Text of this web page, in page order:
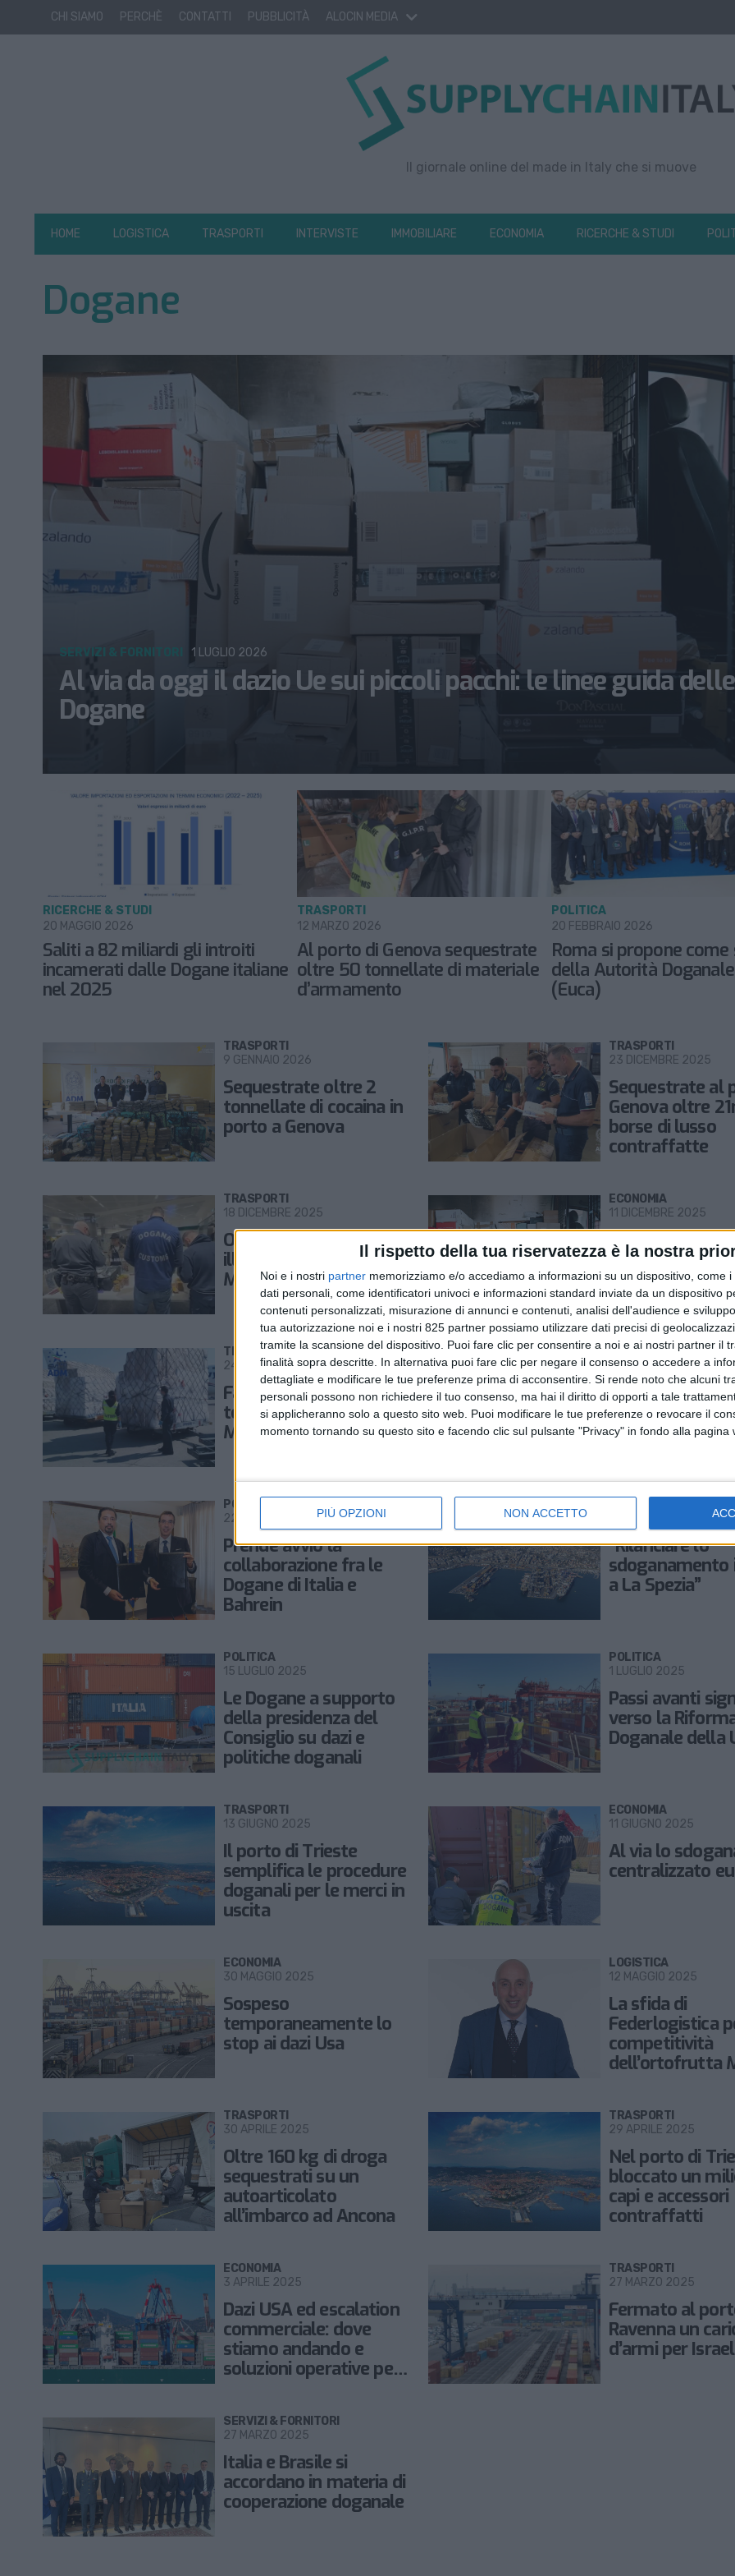
Il rispetto della tua riservatezza è la nostra
Noi e i nostri partner memorizziamo e/o accediamo a informazioni su un dispositivo, come
dati personali, come identificatori univoci e informazioni standard inviate da un dispositivo
contenuti personalizzati, misurazione di annunci e contenuti, analisi dell'audience e
tua autorizzazione noi e i nostri 825 partner possiamo utilizzare dati precisi di
tramite la scansione del dispositivo. Puoi fare clic per consentire a noi e ai nostri partner il
finalità sopra descritte. In alternativa puoi fare clic per negare il consenso o accedere a
dettagliate e modificare le tue preferenze prima di acconsentire. Si rende noto che alcuni
personali possono non richiedere il tuo consenso, ma hai il diritto di opporti a tale
si applicheranno solo a questo sito web. Puoi modificare le tue preferenze o revocare il
momento tornando su questo sito e facendo clic sul pulsante "Privacy" in fondo alla pagina
PIÙ OPZIONI NON ACCETTO
CHI SIAMO PERCHÈ CONTATTI PUBBLICITÀ ALOCIN MEDIA
Il giornale online del made in Italy che si muove
HOME LOGISTICA TRASPORTI INTERVISTE IMMOBILIARE ECONOMIA RICERCHE & STUDI
Dogane
Al via da oggi il dazio Ue sui piccoli pacchi: le linee guida delle
Dogane
SERVIZI & FORNITORI 1 LUGLIO 2026
Saliti a 82 miliardi gli introiti
incamerati dalle Dogane italiane
nel 2025
RICERCHE & STUDI
20 MAGGIO 2026
Al porto di Genova sequestrate
oltre 50 tonnellate di materiale
d’armamento
TRASPORTI
12 MARZO 2026
Roma si propone come
della Autorità
(Euca)
POLITICA
20 FEBBRAIO 2026
Sequestrate oltre 2
tonnellate di cocaina in
porto a Genova
TRASPORTI
9 GENNAIO 2026
Sequestrate al
Genova oltre
borse di lusso
contraffatte
TRASPORTI
23 DICEMBRE 2025
Oltre 18mila farmaci
illegali sequestrati a
Malpensa
TRASPORTI
18 DICEMBRE 2025
In un
alla Finanziaria la
per le
pacchi fino a
ECONOMIA
11 DICEMBRE 2025
Farmaci e insetticidi
tossici sequestrati a
Malpensa
TRASPORTI
24 SETTEMBRE 2025
Nuove nomine
tra i dirigenti di
fascia delle
SERVIZI & FORNITORI
24 SETTEMBRE 2025
Prende avvio la
collaborazione fra le
Dogane di Italia e
Bahrein
POLITICA
22 SETTEMBRE 2025
“Rilanciare lo
sdoganamento
a La Spezia”
Le Dogane a supporto
della presidenza del
Consiglio su dazi e
politiche doganali
POLITICA
15 LUGLIO 2025
Passi avanti
verso la
Doganale della
POLITICA
1 LUGLIO 2025
Il porto di Trieste
semplifica le procedure
doganali per le merci in
uscita
TRASPORTI
13 GIUGNO 2025
Al via lo
centralizzato
ECONOMIA
11 GIUGNO 2025
Sospeso
temporaneamente lo
stop ai dazi Usa
ECONOMIA
30 MAGGIO 2025
La sfida di
Federlogistica
competitività
dell’ortofrutta
LOGISTICA
12 MAGGIO 2025
Oltre 160 kg di droga
sequestrati su un
autoarticolato
all’imbarco ad Ancona
TRASPORTI
30 APRILE 2025
Nel porto di
bloccato un
capi e accessori
contraffatti
TRASPORTI
29 APRILE 2025
Dazi USA ed escalation
commerciale: dove
stiamo andando e
soluzioni operative per
ECONOMIA
3 APRILE 2025
Fermato al
Ravenna un
d’armi per
TRASPORTI
27 MARZO 2025
Italia e Brasile si
accordano in materia di
cooperazione doganale
SERVIZI & FORNITORI
27 MARZO 2025